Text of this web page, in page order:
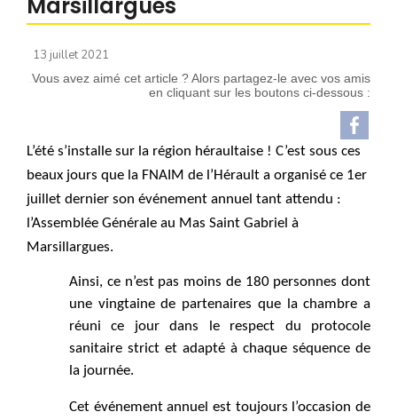
FNAIM 34
Qui sommes-nous ?
Newsletter
Radio
Partenaires Nationaux
Devenir partenaire
13 juillet 2021
Vous avez aimé cet article ? Alors partagez-le avec vos amis
en cliquant sur les boutons ci-dessous :
L’été s’installe sur la région héraultaise ! C’est sous ces
beaux jours que la FNAIM de l’Hérault a organisé ce 1er
juillet dernier son événement annuel tant attendu :
l’Assemblée Générale au Mas Saint Gabriel à
Marsillargues.
Ainsi, ce n’est pas moins de 180 personnes dont
une vingtaine de partenaires que la chambre a
réuni ce jour dans le respect du protocole
sanitaire strict et adapté à chaque séquence de
la journée.
Cet événement annuel est toujours l’occasion de